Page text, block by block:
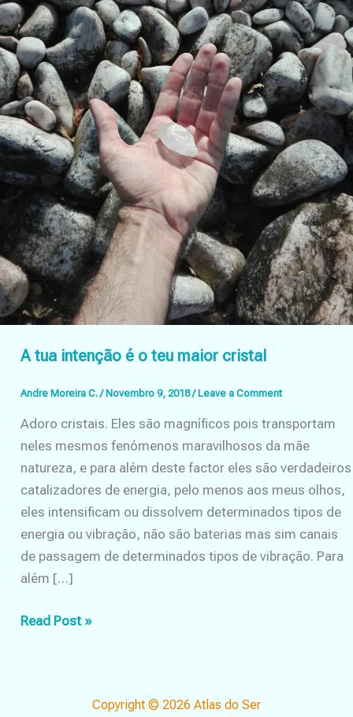
A tua intenção é o teu maior cristal
Andre Moreira C. /Novembro 9, 2018/Leave a Comment
Adoro cristais. Eles são magníficos pois transportam
neles mesmos fenómenos maravilhosos da mãe
natureza, e para além deste factor eles são verdadeiros
catalizadores de energia, pelo menos aos meus olhos,
eles intensificam ou dissolvem determinados tipos de
energia ou vibração, não são baterias mas sim canais
de passagem de determinados tipos de vibração. Para
além […]
A
Read Post »
Copyright © 2026 Atlas do Ser